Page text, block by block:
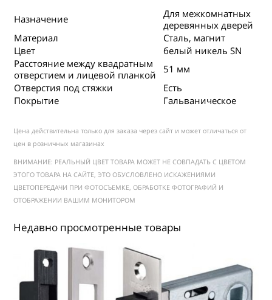
Назначение
Для межкомнатных
деревянных дверей
Материал
Сталь, магнит
Цвет
белый никель SN
Расстояние между квадратным
отверстием и лицевой планкой
51 мм
Отверстия под стяжки
Есть
Покрытие
Гальваническое
Цена действительна только для заказа через сайт и может отличаться от
цен в розничных магазинах
ВНИМАНИЕ: РЕАЛЬНЫЙ ЦВЕТ ТОВАРА МОЖЕТ НЕ СОВПАДАТЬ С ЦВЕТОМ
ЭТОГО ТОВАРА НА САЙТЕ, ЭТО ОБУСЛОВЛЕНО ИСКАЖЕНИЯМИ
ЦВЕТОПЕРЕДАЧИ ПРИ ФОТОСЪЕМКЕ, ОБРАБОТКЕ ФОТОГРАФИЙ И
ОТОБРАЖЕНИИ ВАШИМ МОНИТОРОМ
Недавно просмотренные товары